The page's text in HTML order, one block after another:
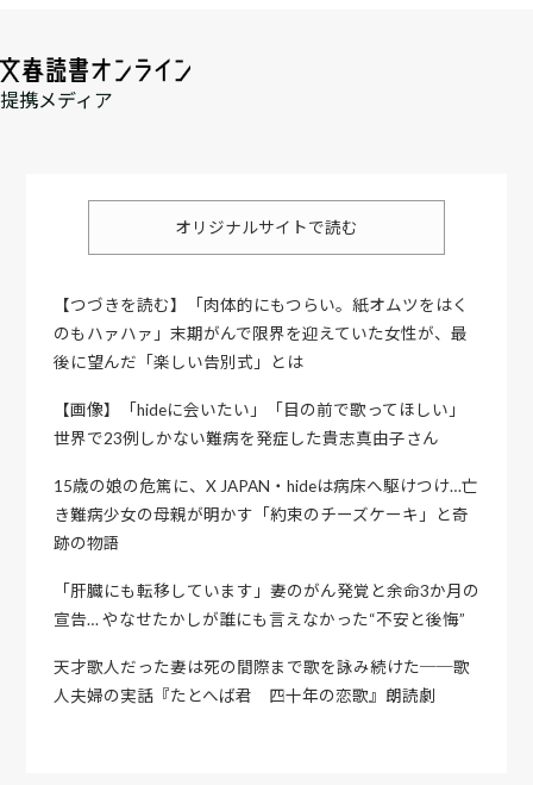
提携メディア
オリジナルサイトで読む
【つづきを読む】「肉体的にもつらい。紙オムツをはく
のもハァハァ」末期がんで限界を迎えていた女性が、最
後に望んだ「楽しい告別式」とは
【画像】「hideに会いたい」「目の前で歌ってほしい」
世界で23例しかない難病を発症した貴志真由子さん
15歳の娘の危篤に、X JAPAN・hideは病床へ駆けつけ…亡
き難病少女の母親が明かす「約束のチーズケーキ」と奇
跡の物語
「肝臓にも転移しています」妻のがん発覚と余命3か月の
宣告… やなせたかしが誰にも言えなかった“不安と後悔”
天才歌人だった妻は死の間際まで歌を詠み続けた──歌
人夫婦の実話『たとへば君 四十年の恋歌』朗読劇